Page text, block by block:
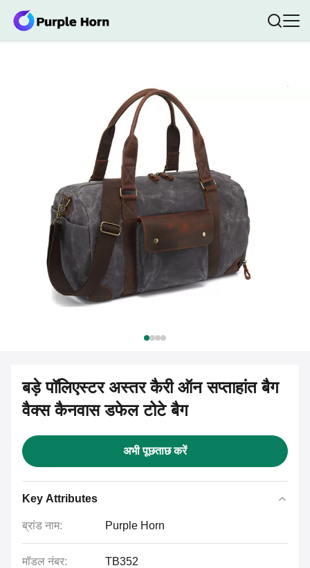
बड़े पॉलिएस्टर अस्तर कैरी ऑन सप्ताहांत बैग
वैक्स कैनवास डफेल टोटे बैग
अभी पूछताछ करें
Key Attributes
ब्रांड नाम: Purple Horn
मॉडल नंबर: TB352